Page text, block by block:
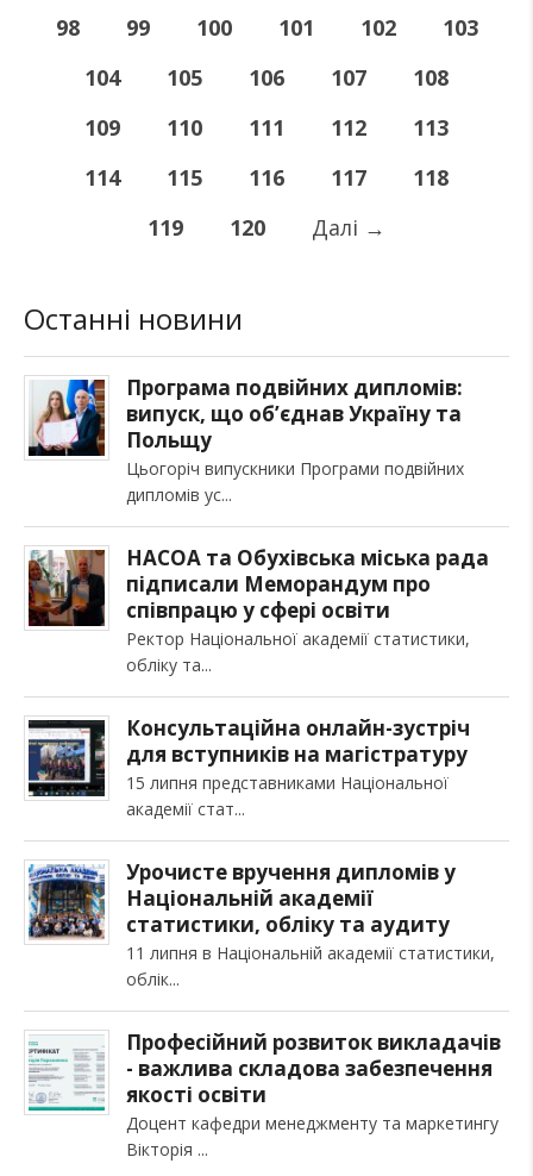
98
99 100 101 102
103
104
105 106 107
108
109
110 111 112
113
114
115 116 117
118
119
120 Далі →
Останні новини
Програма подвійних дипломів:
випуск, що об’єднав Україну та
Польщу
Цьогоріч випускники Програми подвійних
дипломів ус
НАСОА та Обухівська міська рада
підписали Меморандум про
співпрацю у сфері освіти
Ректор Національної академії статистики,
обліку та
Консультаційна онлайн-зустріч
для вступників на магістратуру
15 липня представниками Національної
академії стат
Урочисте вручення дипломів у
Національній академії
статистики, обліку та аудиту
11 липня в Національній академії статистики,
облік
Професійний розвиток викладачів
- важлива складова забезпечення
якості освіти
Доцент кафедри менеджменту та маркетингу
Вікторія